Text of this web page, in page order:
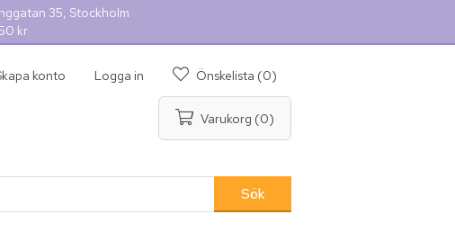
35, Stockholm
kr
konto Logga in Önskelista (0)
Varukorg (0)